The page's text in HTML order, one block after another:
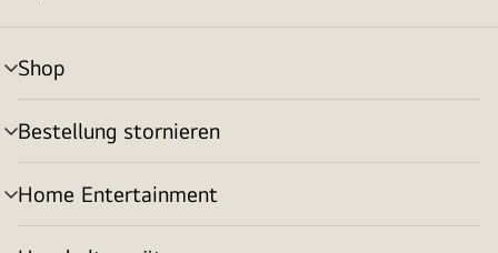
Shop
Menü
umschalten
Bestellung stornieren
Menü
umschalten
Home Entertainment
Menü
umschalten